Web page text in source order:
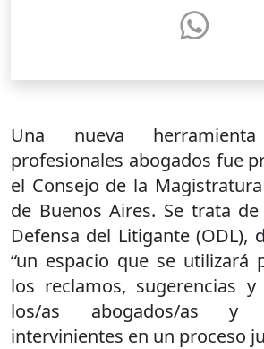
Una nueva
profesionales abogados fue
el Consejo de la
de Buenos Aires. Se trata
Defensa del Litigante (ODL),
“un espacio que se utilizará
los reclamos, sugerencias
los/as abogados/as y
intervinientes en un proceso